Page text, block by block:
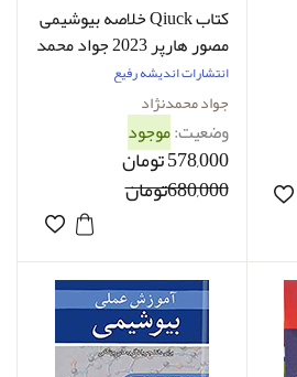
کتاب Qiuck خلاصه بیوشیمی
مصور هارپر 2023 جواد محمد
نژاد
انتشارات اندیشه رفیع
جواد محمدنژاد‌
وضعیت:موجود
578,000 تومان
680,000تومان